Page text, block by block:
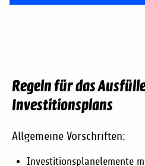
Regeln für das
Investitionsplans
Allgemeine Vorschriften:
Investitionsplanelemente